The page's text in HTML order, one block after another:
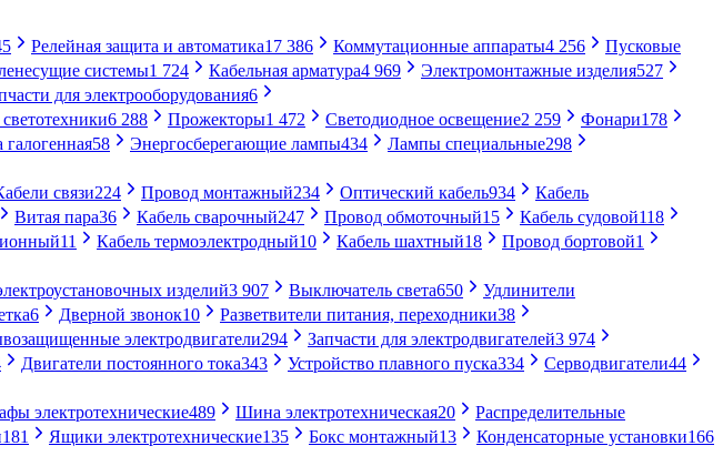
Релейная защита и автоматика17 386 Коммутационные аппараты4 256
Пусковые
системы1 724 Кабельная арматура4 969 Электромонтажные изделия527
для электрооборудования6
6 288 Прожекторы1 472 Светодиодное освещение2 259 Фонари178
58 Энергосберегающие лампы434 Лампы специальные298
связи224 Провод монтажный234 Оптический кабель934
Кабель
Витая пара36 Кабель сварочный247 Провод обмоточный15 Кабель судовой118
11 Кабель термоэлектродный10 Кабель шахтный18 Провод бортовой1
изделий3 907 Выключатель света650
Удлинители
6 Дверной звонок10 Разветвители питания, переходники38
электродвигатели294 Запчасти для электродвигателей3 974
Двигатели постоянного тока343 Устройство плавного пуска334 Серводвигатели44
электротехнические489 Шина электротехническая20
Распределительные
181 Ящики электротехнические135 Бокс монтажный13 Конденсаторные установки166